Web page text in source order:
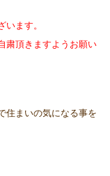
います。
粛頂きますようお願い
住まいの気になる事を